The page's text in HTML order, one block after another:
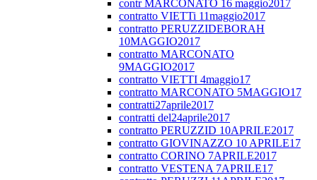
contr MARCONATO 16 maggio2017
contratto VIETTi 11maggio2017
contratto PERUZZIDEBORAH
10MAGGIO2017
contratto MARCONATO
9MAGGIO2017
contratto VIETTI 4maggio17
contratto MARCONATO 5MAGGIO17
contratti27aprile2017
contratti del24aprile2017
contratto PERUZZID 10APRILE2017
contratto GIOVINAZZO 10 APRILE17
contratto CORINO 7APRILE2017
contratto VESTENA 7APRILE17